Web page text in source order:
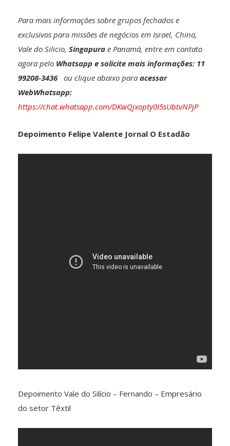
Para mais informações sobre grupos fechados e
exclusivos para missões de negócios em Israel, China,
Vale do Silicio, Singapura e Panamá, entre em contato
agora pelo Whatsapp e solicite mais informações: 11
99208-3436ou clique abaixo para acessar
WebWhatsapp:
https://chat.whatsapp.com/DKwQjxopty0I5sUbtvNPjP
Depoimento Felipe Valente Jornal O Estadão
Depoimento Vale do Silício – Fernando – Empresário
do setor Têxtil